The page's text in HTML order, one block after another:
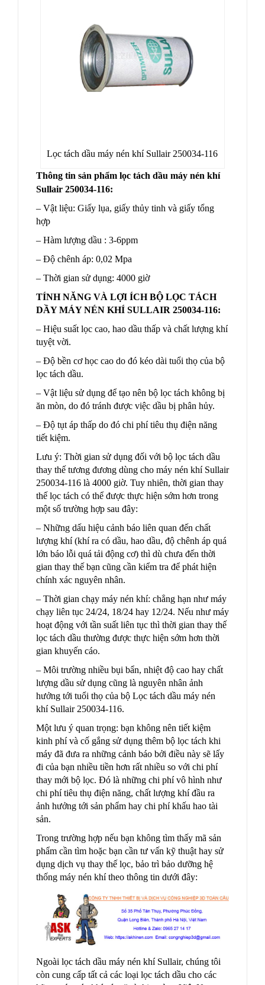
Lọc tách dầu máy nén khí Sullair 250034-116
Thông tin sản phẩm lọc tách dầu máy nén khí
Sullair 250034-116:
– Vật liệu: Giấy lụa, giấy thủy tinh và giấy tổng
hợp
– Hàm lượng dầu : 3-6ppm
– Độ chênh áp: 0,02 Mpa
– Thời gian sử dụng: 4000 giờ
TÍNH NĂNG VÀ LỢI ÍCH BỘ LỌC TÁCH
DẦY MÁY NÉN KHÍ SULLAIR 250034-116:
– Hiệu suất lọc cao, hao dầu thấp và chất lượng khí
tuyệt vời.
– Độ bền cơ học cao do đó kéo dài tuổi thọ của bộ
lọc tách dầu.
– Vật liệu sử dụng để tạo nên bộ lọc tách không bị
ăn mòn, do đó tránh được việc dầu bị phân hủy.
– Độ tụt áp thấp do đó chi phí tiêu thụ điện năng
tiết kiệm.
Lưu ý: Thời gian sử dụng đối với bộ lọc tách dầu
thay thế tương đương dùng cho máy nén khí Sullair
250034-116 là 4000 giờ. Tuy nhiên, thời gian thay
thế lọc tách có thể được thực hiện sớm hơn trong
một số trường hợp sau đây:
– Những dấu hiệu cảnh báo liên quan đến chất
lượng khí (khí ra có dầu, hao dầu, độ chênh áp quá
lớn báo lỗi quá tải động cơ) thì dù chưa đến thời
gian thay thế bạn cũng cần kiểm tra để phát hiện
chính xác nguyên nhân.
– Thời gian chạy máy nén khí: chẳng hạn như máy
chạy liên tục 24/24, 18/24 hay 12/24. Nếu như máy
hoạt động với tần suất liên tục thì thời gian thay thế
lọc tách dầu thường được thực hiện sớm hơn thời
gian khuyến cáo.
– Môi trường nhiều bụi bẩn, nhiệt độ cao hay chất
lượng dầu sử dụng cũng là nguyên nhân ảnh
hưởng tới tuổi thọ của bộ Lọc tách dầu máy nén
khí Sullair 250034-116.
Một lưu ý quan trọng: bạn không nên tiết kiệm
kinh phí và cố gắng sử dụng thêm bộ lọc tách khi
máy đã đưa ra những cảnh báo bởi điều này sẽ lấy
đi của bạn nhiều tiền hơn rất nhiều so với chi phí
thay mới bộ lọc. Đó là những chi phí vô hình như
chi phí tiêu thụ điện năng, chất lượng khí đầu ra
ảnh hưởng tới sản phẩm hay chi phí khấu hao tài
sản.
Trong trường hợp nếu bạn không tìm thấy mã sản
phẩm cần tìm hoặc bạn cần tư vấn kỹ thuật hay sử
dụng dịch vụ thay thế lọc, bảo trì bảo dưỡng hệ
thống máy nén khí theo thông tin dưới đây:
Ngoài lọc tách dầu máy nén khí Sullair, chúng tôi
còn cung cấp tất cả các loại lọc tách dầu cho các